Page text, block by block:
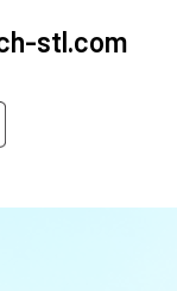
stl.com